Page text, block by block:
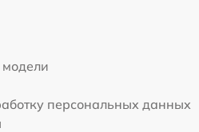
персональных данных